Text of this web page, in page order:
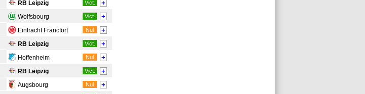
RB Leipzig Vict. +
Wolfsbourg Vict. +
Eintracht Francfort Nul +
RB Leipzig Vict. +
Hoffenheim Nul +
RB Leipzig Vict. +
Augsbourg Nul +